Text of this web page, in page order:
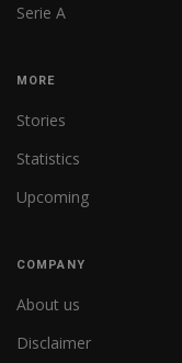
Serie A
MORE
Stories
Statistics
Upcoming
COMPANY
About us
Disclaimer